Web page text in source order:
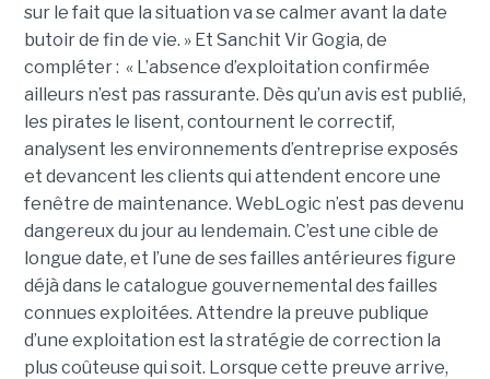
sur le fait que la situation va se calmer avant la date
butoir de fin de vie. » Et Sanchit Vir Gogia, de
compléter : « L’absence d’exploitation confirmée
ailleurs n’est pas rassurante. Dès qu’un avis est publié,
les pirates le lisent, contournent le correctif,
analysent les environnements d’entreprise exposés
et devancent les clients qui attendent encore une
fenêtre de maintenance. WebLogic n’est pas devenu
dangereux du jour au lendemain. C’est une cible de
longue date, et l’une de ses failles antérieures figure
déjà dans le catalogue gouvernemental des failles
connues exploitées. Attendre la preuve publique
d’une exploitation est la stratégie de correction la
plus coûteuse qui soit. Lorsque cette preuve arrive,